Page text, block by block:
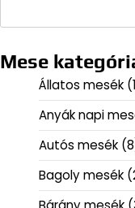
Mese
Állatos mesék
Anyák napi
Autós mesék
Bagoly mesék